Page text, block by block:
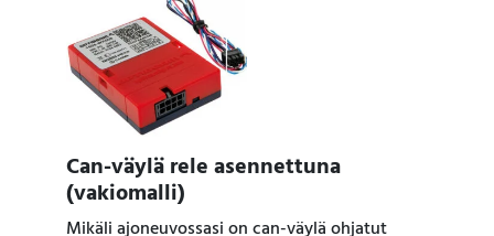
Can-väylä rele asennettuna
(vakiomalli)
Mikäli ajoneuvossasi on can-väylä ohjatut